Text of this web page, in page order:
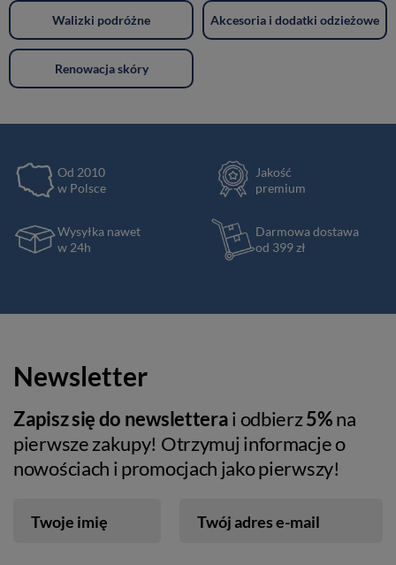
Walizki podróżne Akcesoria i dodatki odzieżowe
Renowacja skóry
Od 2010
w Polsce
Jakość
premium
Wysyłka nawet
w 24h
Darmowa dostawa
od 399 zł
Newsletter
Zapisz się do newsletterai odbierz5%na
pierwsze zakupy! Otrzymuj informacje o
nowościach i promocjach jako pierwszy!
Twoje imię Twój adres e-mail